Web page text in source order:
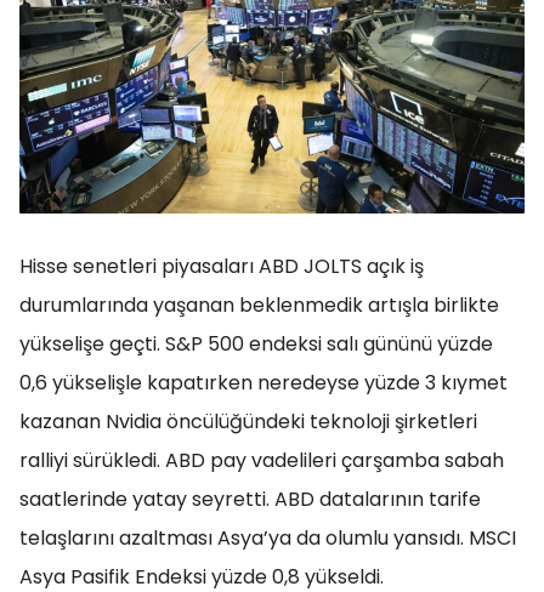
Hisse senetleri piyasaları ABD JOLTS açık iş
durumlarında yaşanan beklenmedik artışla birlikte
yükselişe geçti. S&P 500 endeksi salı gününü yüzde
0,6 yükselişle kapatırken neredeyse yüzde 3 kıymet
kazanan Nvidia öncülüğündeki teknoloji şirketleri
ralliyi sürükledi. ABD pay vadelileri çarşamba sabah
saatlerinde yatay seyretti. ABD datalarının tarife
telaşlarını azaltması Asya’ya da olumlu yansıdı. MSCI
Asya Pasifik Endeksi yüzde 0,8 yükseldi.